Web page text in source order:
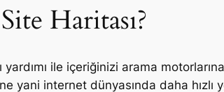
Haritası?
ile içeriğinizi arama
yani internet dünyasında daha hızlı